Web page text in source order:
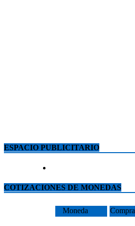
ESPACIO PUBLICITARIO
COTIZACIONES DE MONEDAS
Moneda Compra